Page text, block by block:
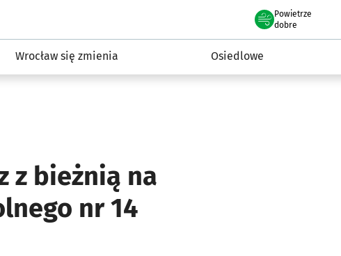
#InwestycjeWRO - miejskie inwestycje 2019-2032
Powietrze
we Wrocławiu
dobre
Wrocław się zmienia Osiedlowe
z bieżnią na
nr 14